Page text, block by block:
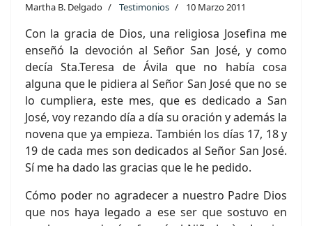
Martha B. Delgado Testimonios 10 Marzo 2011
Con la gracia de Dios, una religiosa Josefina me
enseñó la devoción al Señor San José, y como
decía Sta.Teresa de Ávila que no había cosa
alguna que le pidiera al Señor San José que no se
lo cumpliera, este mes, que es dedicado a San
José, voy rezando día a día su oración y además la
novena que ya empieza. También los días 17, 18 y
19 de cada mes son dedicados al Señor San José.
Sí me ha dado las gracias que le he pedido.
Cómo poder no agradecer a nuestro Padre Dios
que nos haya legado a ese ser que sostuvo en